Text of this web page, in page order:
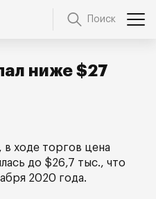
Поиск
ниже $27
ходе торгов цена
до $26,7 тыс., что
2020 года.